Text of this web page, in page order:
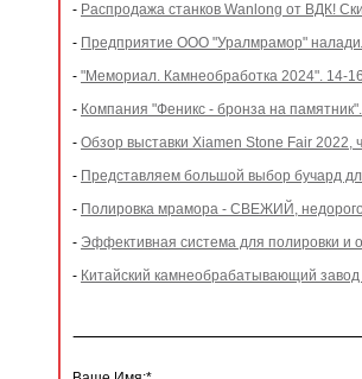
- Распродажа станков Wanlong от ВДК!
- Предприятие ООО "Уралмрамор"
- "Мемориал. Камнеобработка 2024". 14-
- Компания "Феникс - бронза на
- Обзор выставки Xiamen Stone Fair 2022,
- Представляем большой выбор бучард
- Полировка мрамора - СВЕЖИЙ,
- Эффективная система для полировки и
- Китайский камнеобрабатывающий